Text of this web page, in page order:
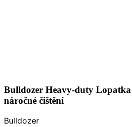
Bulldozer Heavy-duty Lopatka
náročné čištění
Bulldozer